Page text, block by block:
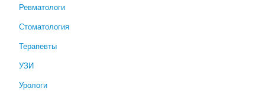
Ревматологи
Стоматология
Терапевты
УЗИ
Урологи